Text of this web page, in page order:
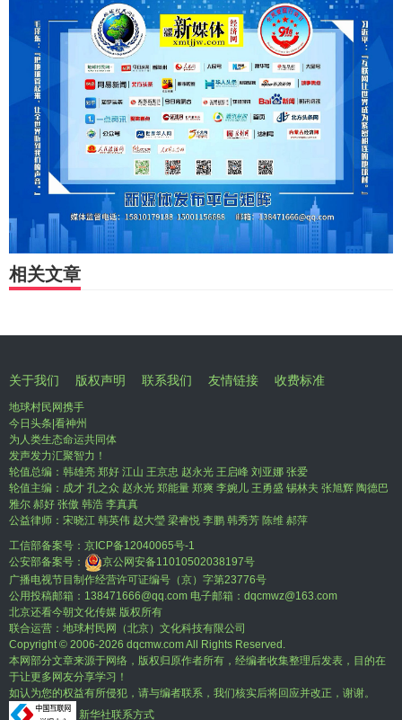
相关文章
关于我们 版权声明 联系我们 友情链接 收费标准
地球村民网携手
今日头条|看神州
为人类生态命运共同体
发声发力汇聚智力！
轮值总编：韩雄亮 郑好 江山 王京忠 赵永光 王启峰 刘亚娜 张爱
轮值主编：成才 孔之众 赵永光 郑能量 郑爽 李婉儿 王勇盛 锡林夫 张旭辉 陶德巴
雅尔 郝好 张傲 韩浩 李真真
公益律师：宋晓江 韩英伟 赵大瑩 梁睿悦 李鹏 韩秀芳 陈维 郝萍
工信部备案号： 京ICP备12040065号-1
公安部备案号：
京公网安备11010502038197号
广播电视节目制作经营许可证编号（京）字第23776号
公用投稿邮箱：138471666@qq.com 电子邮箱：dqcmwz@163.com
北京还看今朝文化传媒 版权所有
联合运营：地球村民网（北京）文化科技有限公司
Copyright © 2006-2026 dqcmw.com All Rights Reserved.
本网部分文章来源于网络，版权归原作者所有，经编者收集整理后发表，目的在
于让更多网友分享学习！
如认为您的权益有所侵犯，请与编者联系，我们核实后将回应并改正，谢谢。
新华社联系方式